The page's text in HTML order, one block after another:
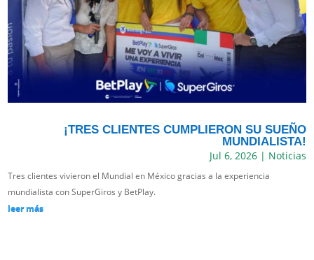
¡TRES CLIENTES CUMPLIERON SU SUEÑO
MUNDIALISTA!
Jul 6, 2026| Noticias
Tres clientes vivieron el Mundial en México gracias a la experiencia
mundialista con SuperGiros y BetPlay.
leer más